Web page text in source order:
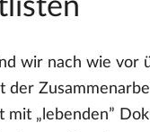
wir nach wie vor
der
mit „lebenden”